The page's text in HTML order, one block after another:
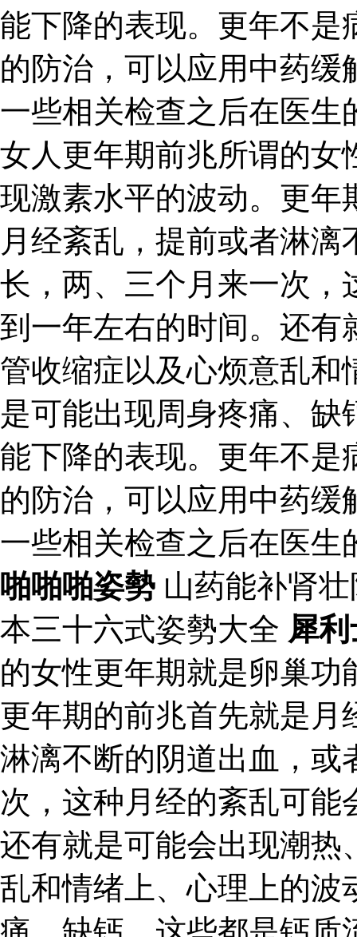
能下降的表现。更年不是
的防治，可以应用中药
一些相关检查之后在医生
女人更年期前兆所谓的女
现激素水平的波动。更年
月经紊乱，提前或者淋
长，两、三个月来一次，
到一年左右的时间。还有
管收缩症以及心烦意乱和
是可能出现周身疼痛、
能下降的表现。更年不是
的防治，可以应用中药
一些相关检查之后在医生
啪啪啪姿勢 山药能补肾
本三十六式姿勢大全 犀
的女性更年期就是卵巢
更年期的前兆首先就是月
淋漓不断的阴道出血，或
次，这种月经的紊乱可
还有就是可能会出现潮热
乱和情绪上、心理上的波